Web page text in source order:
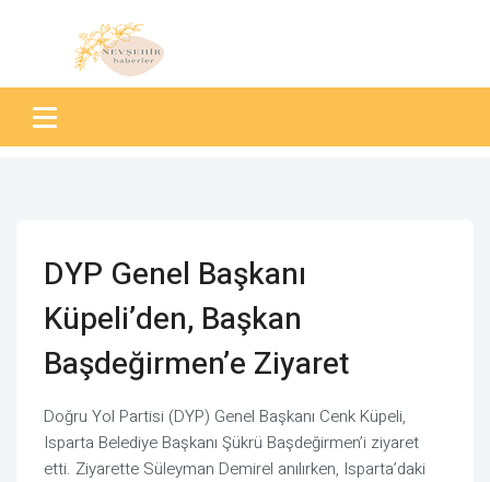
DYP Genel Başkanı
Küpeli’den, Başkan
Başdeğirmen’e Ziyaret
Doğru Yol Partisi (DYP) Genel Başkanı Cenk Küpeli,
Isparta Belediye Başkanı Şükrü Başdeğirmen’i ziyaret
etti. Ziyarette Süleyman Demirel anılırken, Isparta’daki